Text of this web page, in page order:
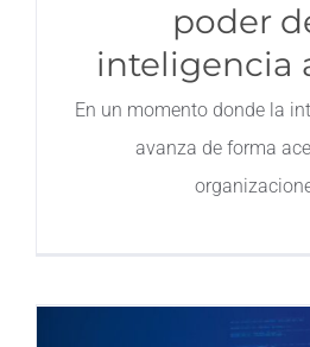
poder
inteligencia
En un momento donde la
avanza de forma